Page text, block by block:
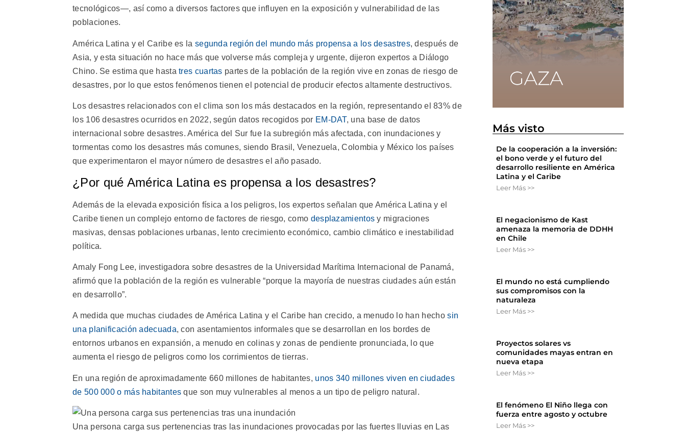
tecnológicos―, así como a diversos factores que influyen en la exposición y vulnerabilidad de las
poblaciones.
América Latina y el Caribe es la segunda región del mundo más propensa a los desastres, después de
Asia, y esta situación no hace más que volverse más compleja y urgente, dijeron expertos a Diálogo
Chino. Se estima que hastatres cuartas partes de la población de la región vive en zonas de riesgo de
desastres, por lo que estos fenómenos tienen el potencial de producir efectos altamente destructivos.
Los desastres relacionados con el clima son los más destacados en la región, representando el 83% de
los 106 desastres ocurridos en 2022, según datos recogidos por EM-DAT, una base de datos
internacional sobre desastres. América del Sur fue la subregión más afectada, con inundaciones y
tormentas como los desastres más comunes, siendo Brasil, Venezuela, Colombia y México los países
que experimentaron el mayor número de desastres el año pasado.
¿Por qué América Latina es propensa a los desastres?
Además de la elevada exposición física a los peligros, los expertos señalan que América Latina y el
Caribe tienen un complejo entorno de factores de riesgo, como desplazamientos y migraciones
masivas, densas poblaciones urbanas, lento crecimiento económico, cambio climático e inestabilidad
política.
Amaly Fong Lee, investigadora sobre desastres de la Universidad Marítima Internacional de Panamá,
afirmó que la población de la región es vulnerable “porque la mayoría de nuestras ciudades aún están
en desarrollo”.
A medida que muchas ciudades de América Latina y el Caribe han crecido, a menudo lo han hechosin
una planificación adecuada, con asentamientos informales que se desarrollan en los bordes de
entornos urbanos en expansión, a menudo en colinas y zonas de pendiente pronunciada, lo que
aumenta el riesgo de peligros como los corrimientos de tierras.
En una región de aproximadamente 660 millones de habitantes, unos 340 millones viven en ciudades
de 500 000 o más habitantes que son muy vulnerables al menos a un tipo de peligro natural.
Una persona carga sus pertenencias tras las inundaciones provocadas por las fuertes lluvias en Las
Más visto
De la cooperación a la inversión:
el bono verde y el futuro del
desarrollo resiliente en América
Latina y el Caribe
Leer Más >>
El negacionismo de Kast
amenaza la memoria de DDHH
en Chile
Leer Más >>
El mundo no está cumpliendo
sus compromisos con la
naturaleza
Leer Más >>
Proyectos solares vs
comunidades mayas entran en
nueva etapa
Leer Más >>
El fenómeno El Niño llega con
fuerza entre agosto y octubre
Leer Más >>